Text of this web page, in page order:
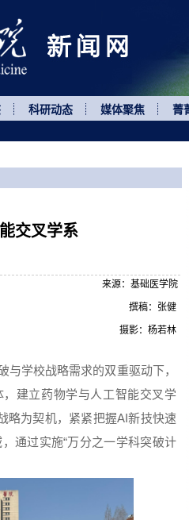
科研动态 媒体聚焦 菁
交叉学系
来源：基础医学院
撰稿：张健
摄影：杨若林
与学校战略需求的双重驱动下，
建立药物学与人工智能交叉学
略为契机，紧紧把握AI新技快速
通过实施“万分之一学科突破计